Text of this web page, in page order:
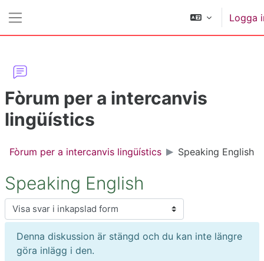
Logga
Fòrum per a intercanvis
lingüístics
Fòrum per a intercanvis lingüístics Speaking English
Speaking English
Visningsläge
Denna diskussion är stängd och du kan inte längre
göra inlägg i den.